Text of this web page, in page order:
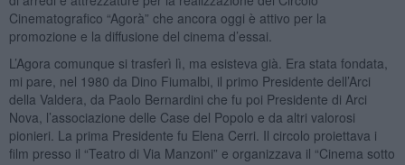
Cinematografico “Agorà” che ancora oggi è attivo per la
promozione e la diffusione del cinema d’essai.
L’Agora comunque si trasferì lì, ma esisteva già. Era stata fondata,
mi pare, nel 1980 da Dino Fiumalbi, il primo Presidente dell’Arci
della Valdera, da Paolo Bernardini che fu poi Presidente di Arci
Nova, l’associazione delle Case del Popolo e da altri valorosi
pionieri. La prima Presidente fu Elena Cerri. Il circolo proiettava i
film presso il “Teatro di Via Manzoni” e organizzava il “Cinema sotto